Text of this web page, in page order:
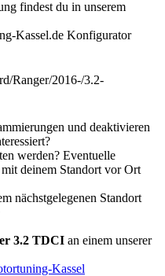
findest du in unserem
Kassel.de Konfigurator
Ranger/2016-/3.2-
und deaktivieren
werden? Eventuelle
deinem Standort vor Ort
nächstgelegenen Standort
3.2 TDCI an einem unserer
Kassel